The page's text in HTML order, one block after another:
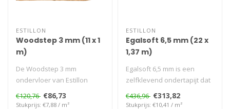
ESTILLON
Woodstep 3 mm (11 x 1
m)
De Woodstep 3 mm
ondervloer van Estillon
biedt een stabiele basis
voor parket en..
€120,76 €86,73
Stukprijs: €7,88 / m²
ESTILLON
Egalsoft 6,5 mm (22 x
1,37 m)
Egalsoft 6,5 mm is een
zelfklevend ondertapijt dat
zorgt voor een duurzame
en ge..
€436,96 €313,82
Stukprijs: €10,41 / m²